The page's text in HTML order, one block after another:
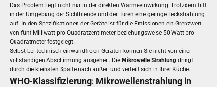
Das Problem liegt nicht nur in der direkten Wärmeeinwirkung. Trotzdem tritt
in der Umgebung der Sichtblende und der Türen eine geringe Leckstrahlung
auf. In den Spezifikationen der Geräte ist für die Emissionen ein Grenzwert
von fünf Milliwatt pro Quadratzentimeter beziehungsweise 50 Watt pro
Quadratmeter festgelegt.
Selbst bei technisch einwandfreien Geräten können Sie nicht von einer
vollständigen Abschirmung ausgehen. Die Mikrowelle Strahlung dringt
durch die kleinsten Spalte nach außen und verteilt sich in Ihrer Küche.
WHO-Klassifizierung: Mikrowellenstrahlung in